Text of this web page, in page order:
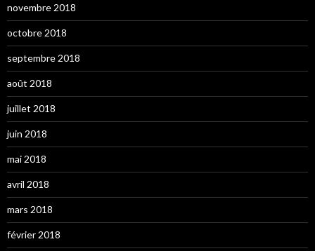
novembre 2018
octobre 2018
septembre 2018
août 2018
juillet 2018
juin 2018
mai 2018
avril 2018
mars 2018
février 2018